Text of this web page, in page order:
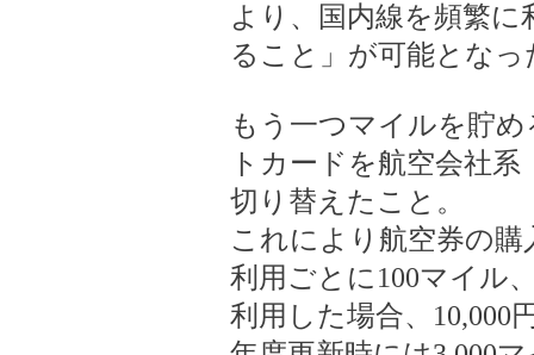
より、国内線を頻繁
ること」が可能となっ
もう一つマイルを貯
トカードを航空会社
切り替えたこと。
これにより航空券の購
利用ごとに100マイル
利用した場合、10,000